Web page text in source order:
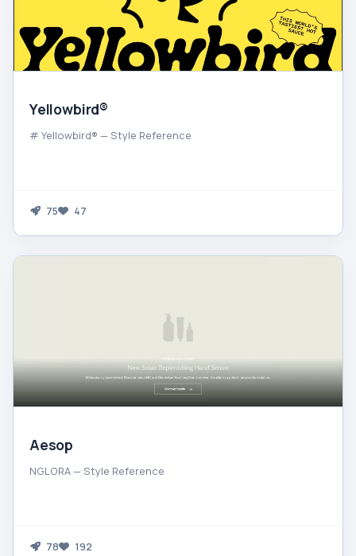
Yellowbird®
# Yellowbird® — Style Reference
75 47
Aesop
NGLORA — Style Reference
78 192